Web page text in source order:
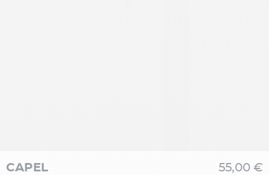
CAPEL 55,00 €